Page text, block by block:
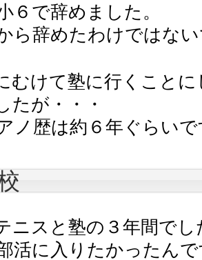
６で辞めました。
ら辞めたわけではな
むけて塾に行くこと
たが・・・
ノ歴は約６年ぐらい
ニスと塾の３年間でし
活に入りたかったん